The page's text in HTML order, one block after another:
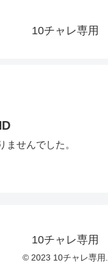
10チャレ専用
ませんでした。
10チャレ専用
© 2023 10チャレ専用.